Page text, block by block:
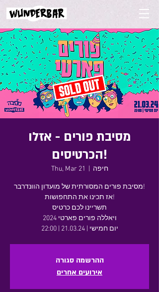
מסיבת פורים - אזלו
הכרטיסים!
Thu, Mar 21 חיפה
מסיבת פורים המסורתית של מועדון הוונדרבר!
אז תכינו את התחפושות!
תשריינו לכם כרטיס
ויאללה פורים פארטי 2024
יום חמישי | 21.03.24 | 22:00
ההרשמה סגורה
אירועים אחרים